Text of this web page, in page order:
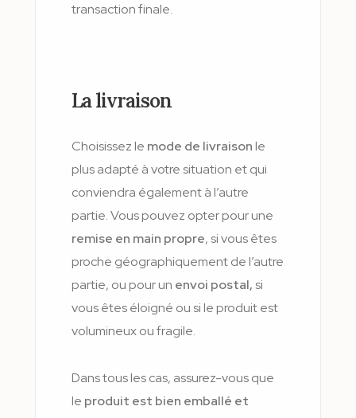
transaction finale.
La livraison
Choisissez le mode de livraisonle
plus adapté à votre situation et qui
conviendra également à l’autre
partie. Vous pouvez opter pour une
remise en main propre, si vous êtes
proche géographiquement de l’autre
partie, ou pour un envoi postal,si
vous êtes éloigné ou si le produit est
volumineux ou fragile.
Dans tous les cas, assurez-vous que
le produit est bien emballé et